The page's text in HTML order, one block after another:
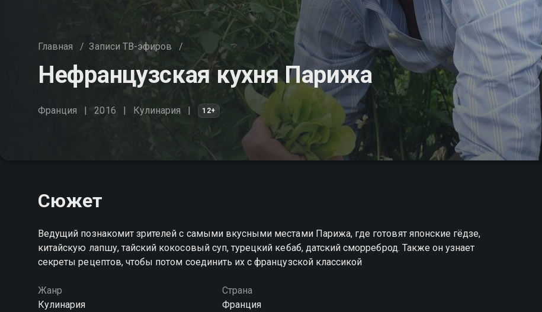
Главная / Записи ТВ-эфиров /
Нефранцузская кухня Парижа
Франция 2016 Кулинария 12+
Сюжет
Ведущий познакомит зрителей с самыми вкусными местами Парижа, где готовят японские гёдзе,
китайскую лапшу, тайский кокосовый суп, турецкий кебаб, датский сморреброд. Также он узнает
секреты рецептов, чтобы потом соединить их с французской классикой
Жанр
Кулинария
Страна
Франция